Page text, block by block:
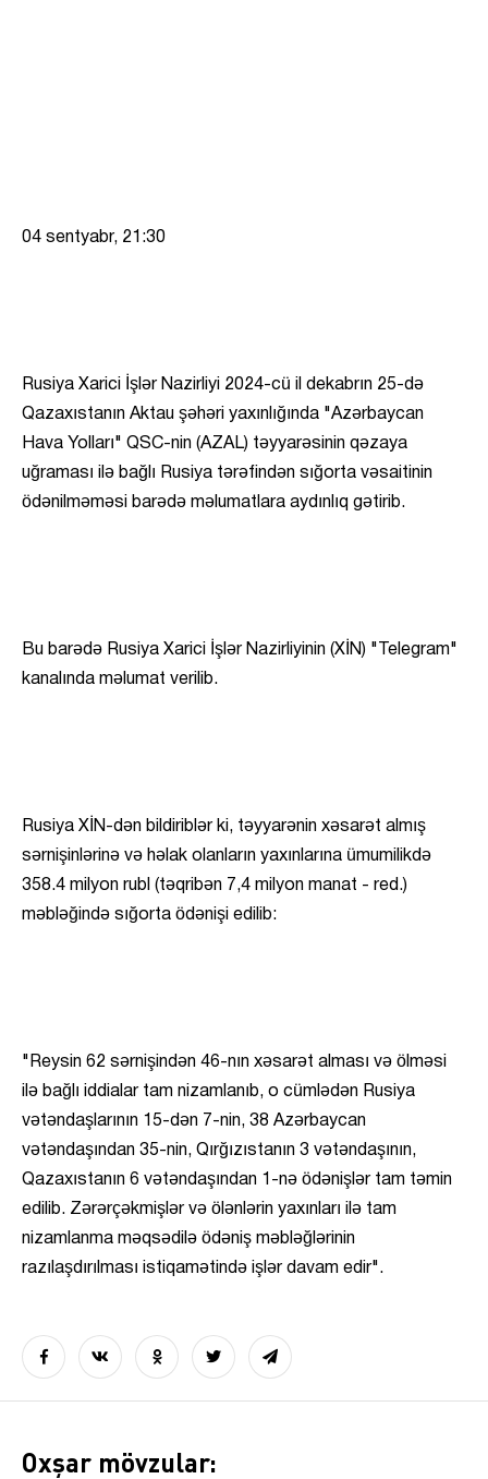
04 sentyabr, 21:30
Rusiya Xarici İşlər Nazirliyi 2024-cü il dekabrın 25-də
Qazaxıstanın Aktau şəhəri yaxınlığında "Azərbaycan
Hava Yolları" QSC-nin (AZAL) təyyarəsinin qəzaya
uğraması ilə bağlı Rusiya tərəfindən sığorta vəsaitinin
ödənilməməsi barədə məlumatlara aydınlıq gətirib.
Bu barədə Rusiya Xarici İşlər Nazirliyinin (XİN) "Telegram"
kanalında məlumat verilib.
Rusiya XİN-dən bildiriblər ki, təyyarənin xəsarət almış
sərnişinlərinə və həlak olanların yaxınlarına ümumilikdə
358.4 milyon rubl (təqribən 7,4 milyon manat - red.)
məbləğində sığorta ödənişi edilib:
"Reysin 62 sərnişindən 46-nın xəsarət alması və ölməsi
ilə bağlı iddialar tam nizamlanıb, o cümlədən Rusiya
vətəndaşlarının 15-dən 7-nin, 38 Azərbaycan
vətəndaşından 35-nin, Qırğızıstanın 3 vətəndaşının,
Qazaxıstanın 6 vətəndaşından 1-nə ödənişlər tam təmin
edilib. Zərərçəkmişlər və ölənlərin yaxınları ilə tam
nizamlanma məqsədilə ödəniş məbləğlərinin
razılaşdırılması istiqamətində işlər davam edir".
Oxşar mövzular: